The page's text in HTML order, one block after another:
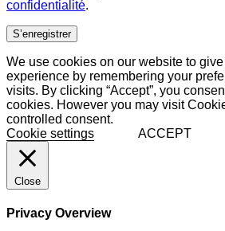
confidentialité.
S’enregistrer
We use cookies on our website to
experience by remembering your
visits. By clicking “Accept”, you
cookies. However you may visit
controlled consent.
Cookie settings
ACCEPT
Close
Privacy Overview